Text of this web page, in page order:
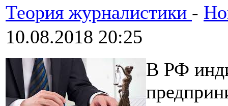
Теория журналистики -
10.08.2018 20:25
В РФ